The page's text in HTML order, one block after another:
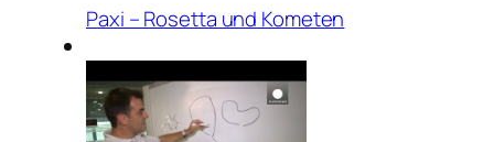
Paxi – Rosetta und Kometen